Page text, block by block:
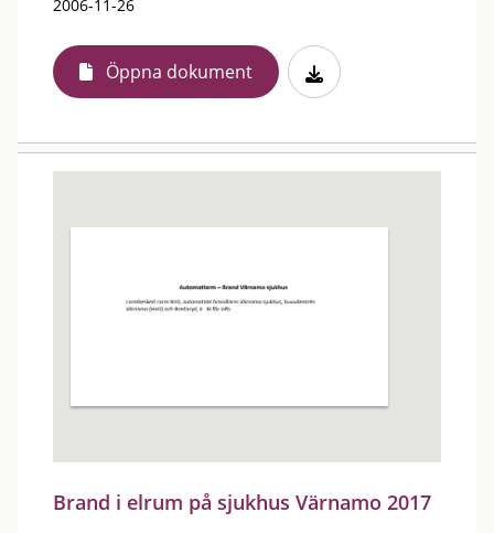
2006-11-26
Öppna dokument
Brand i elrum på sjukhus Värnamo 2017